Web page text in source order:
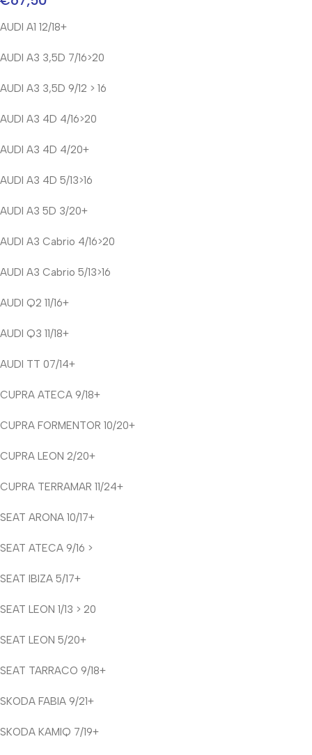
AUDI A1 12/18+
AUDI A3 3,5D 7/16>20
AUDI A3 3,5D 9/12 > 16
AUDI A3 4D 4/16>20
AUDI A3 4D 4/20+
AUDI A3 4D 5/13>16
AUDI A3 5D 3/20+
AUDI A3 Cabrio 4/16>20
AUDI A3 Cabrio 5/13>16
AUDI Q2 11/16+
AUDI Q3 11/18+
AUDI TT 07/14+
CUPRA ATECA 9/18+
CUPRA FORMENTOR 10/20+
CUPRA LEON 2/20+
CUPRA TERRAMAR 11/24+
SEAT ARONA 10/17+
SEAT ATECA 9/16 >
SEAT IBIZA 5/17+
SEAT LEON 1/13 > 20
SEAT LEON 5/20+
SEAT TARRACO 9/18+
SKODA FABIA 9/21+
SKODA KAMIQ 7/19+